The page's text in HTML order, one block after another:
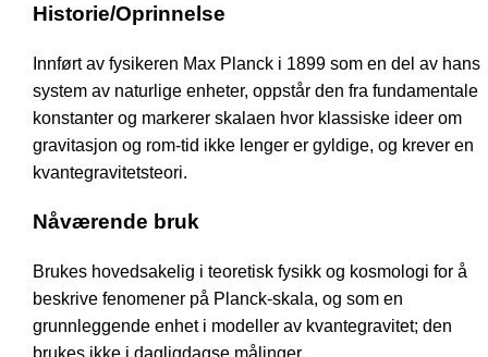
Historie/Oprinnelse
Innført av fysikeren Max Planck i 1899 som en del av hans
system av naturlige enheter, oppstår den fra fundamentale
konstanter og markerer skalaen hvor klassiske ideer om
gravitasjon og rom-tid ikke lenger er gyldige, og krever en
kvantegravitetsteori.
Nåværende bruk
Brukes hovedsakelig i teoretisk fysikk og kosmologi for å
beskrive fenomener på Planck-skala, og som en
grunnleggende enhet i modeller av kvantegravitet; den
brukes ikke i dagligdagse målinger.